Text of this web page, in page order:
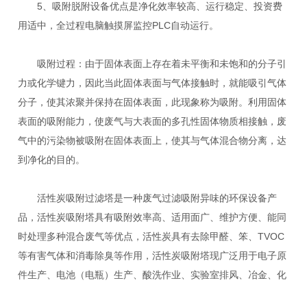
5、吸附脱附设备优点是净化效率较高、运行稳定、投资费
用适中，全过程电脑触摸屏监控PLC自动运行。
吸附过程：由于固体表面上存在着未平衡和未饱和的分子引
力或化学键力，因此当此固体表面与气体接触时，就能吸引气体
分子，使其浓聚并保持在固体表面，此现象称为吸附。利用固体
表面的吸附能力，使废气与大表面的多孔性固体物质相接触，废
气中的污染物被吸附在固体表面上，使其与气体混合物分离，达
到净化的目的。
活性炭吸附过滤塔是一种废气过滤吸附异味的环保设备产
品，活性炭吸附塔具有吸附效率高、适用面广、维护方便、能同
时处理多种混合废气等优点，活性炭具有去除甲醛、笨、TVOC
等有害气体和消毒除臭等作用，活性炭吸附塔现广泛用于电子原
件生产、电池（电瓶）生产、酸洗作业、实验室排风、冶金、化